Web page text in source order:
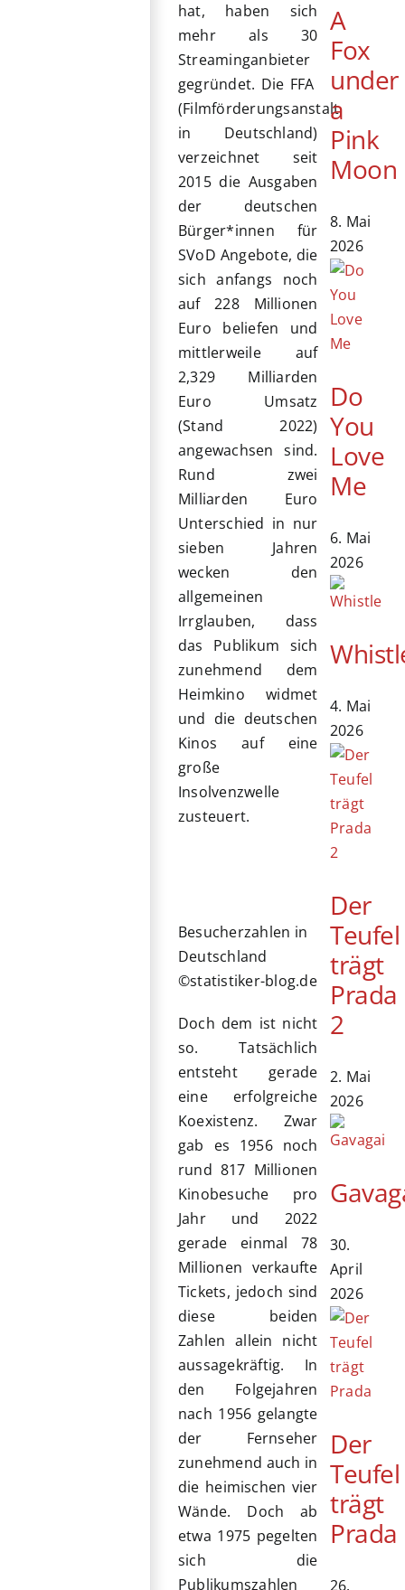
hat, haben sich
mehr als 30
Streaminganbieter
gegründet. Die FFA
(Filmförderungsanstalt
in Deutschland)
verzeichnet seit
2015 die Ausgaben
der deutschen
Bürger*innen für
SVoD Angebote, die
sich anfangs noch
auf 228 Millionen
Euro beliefen und
mittlerweile auf
2,329 Milliarden
Euro Umsatz
(Stand 2022)
angewachsen sind.
Rund zwei
Milliarden Euro
Unterschied in nur
sieben Jahren
wecken den
allgemeinen
Irrglauben, dass
das Publikum sich
zunehmend dem
Heimkino widmet
und die deutschen
Kinos auf eine
große
Insolvenzwelle
zusteuert.
Besucherzahlen in
Deutschland
©statistiker-blog.de
Doch dem ist nicht
so. Tatsächlich
entsteht gerade
eine erfolgreiche
Koexistenz. Zwar
gab es 1956 noch
rund 817 Millionen
Kinobesuche pro
Jahr und 2022
gerade einmal 78
Millionen verkaufte
Tickets, jedoch sind
diese beiden
Zahlen allein nicht
aussagekräftig. In
den Folgejahren
nach 1956 gelangte
der Fernseher
zunehmend auch in
die heimischen vier
Wände. Doch ab
etwa 1975 pegelten
sich die
Publikumszahlen
A
Fox
under
a
Pink
Moon
8. Mai
2026
Do
You
Love
Me
6. Mai
2026
4. Mai
2026
Der
Teufel
trägt
Prada
2
2. Mai
2026
30.
April
2026
Der
Teufel
trägt
Prada
26.